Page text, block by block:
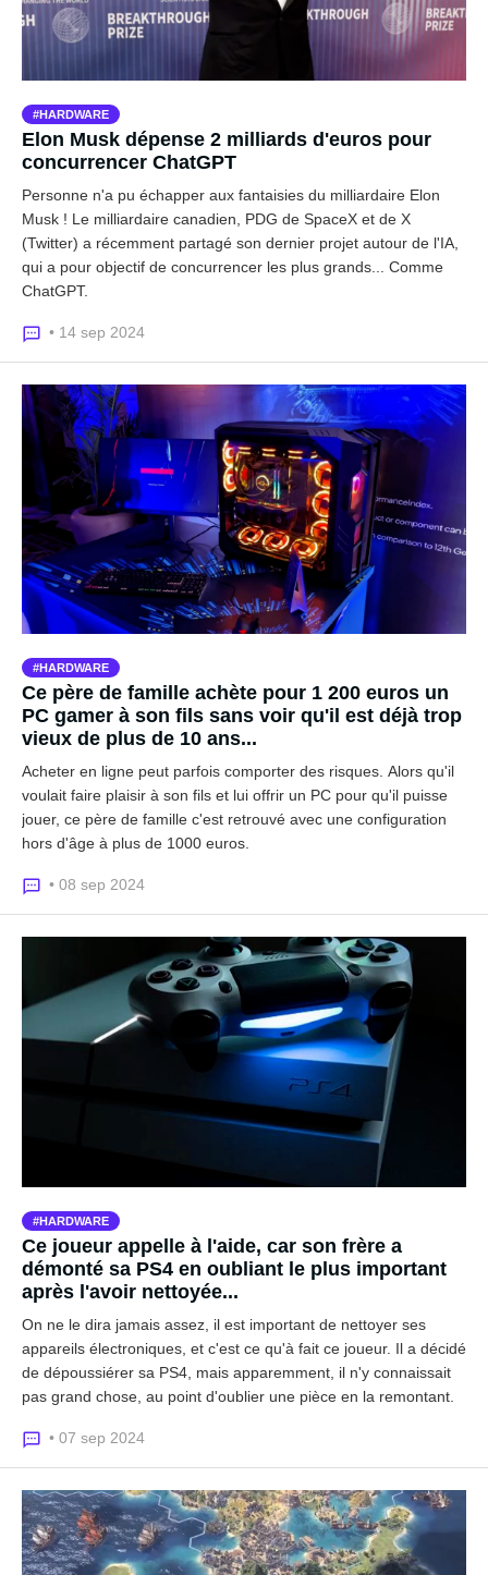
HARDWARE
Elon Musk dépense 2 milliards d'euros pour
concurrencer ChatGPT
Personne n'a pu échapper aux fantaisies du milliardaire Elon
Musk ! Le milliardaire canadien, PDG de SpaceX et de X
(Twitter) a récemment partagé son dernier projet autour de l'IA,
qui a pour objectif de concurrencer les plus grands... Comme
ChatGPT.
• 14 sep 2024
HARDWARE
Ce père de famille achète pour 1 200 euros un
PC gamer à son fils sans voir qu'il est déjà trop
vieux de plus de 10 ans...
Acheter en ligne peut parfois comporter des risques. Alors qu'il
voulait faire plaisir à son fils et lui offrir un PC pour qu'il puisse
jouer, ce père de famille c'est retrouvé avec une configuration
hors d'âge à plus de 1000 euros.
• 08 sep 2024
HARDWARE
Ce joueur appelle à l'aide, car son frère a
démonté sa PS4 en oubliant le plus important
après l'avoir nettoyée...
On ne le dira jamais assez, il est important de nettoyer ses
appareils électroniques, et c'est ce qu'à fait ce joueur. Il a décidé
de dépoussiérer sa PS4, mais apparemment, il n'y connaissait
pas grand chose, au point d'oublier une pièce en la remontant.
• 07 sep 2024